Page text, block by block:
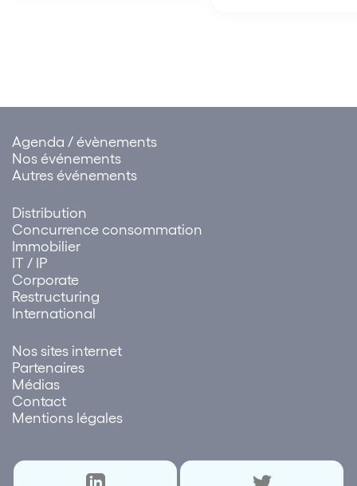
Agenda / évènements
Nos événements
Autres événements
Distribution
Concurrence consommation
Immobilier
IT / IP
Corporate
Restructuring
International
Nos sites internet
Partenaires
Médias
Contact
Mentions légales